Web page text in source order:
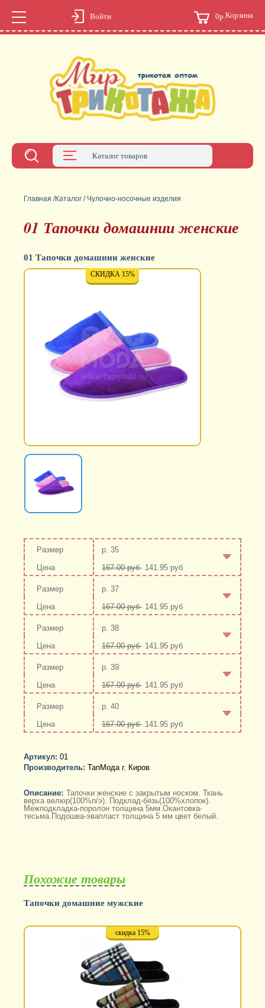
Войти Корзина
0р.
Каталог товаров
Главная /Каталог / Чулочно-носочные изделия
01 Тапочки домашнии женские
01 Тапочки домашнии женские
СКИДКА 15%
р. 35
167.00 руб 141.95 руб
-р. 37
167.00 руб 141.95 руб
-р. 38
167.00 руб 141.95 руб
-р. 39
167.00 руб 141.95 руб
-р. 40
167.00 руб 141.95 руб
Артикул: 01
Производитель: ТапМода г. Киров
Описание: Тапочки женские с закрытым носком. Ткань
верха велюр(100%п/э). Подклад-бязь(100%хлопок).
Межподкладка-поролон толщина 5мм.Окантовка-
тесьма.Подошва-эвапласт толщина 5 мм цвет белый.
Похожие товары
Тапочки домашние мужские
скидка 15%